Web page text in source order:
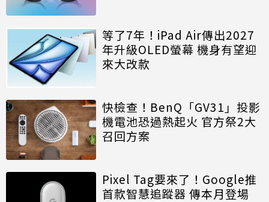
等了7年！iPad Air傳出2027
年升級OLED螢幕 機身有望迎
來大改款
快檢查！BenQ「GV31」投影
機電池恐過熱起火 官方祭2大
召回方案
Pixel Tag要來了！Google推
首款智慧追蹤器 傳本月登場